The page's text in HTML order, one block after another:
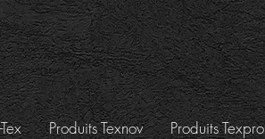
Produits Texnov Produits Texpro